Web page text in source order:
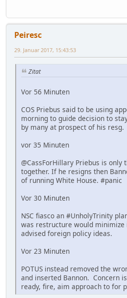
Peiresc
29. Januar 2017, 15:43:53
Zitat
Vor 56 Minuten
COS Priebus said to be using
morning to guide decision to
by many at prospect of his resg.
vor 35 Minuten
@CassForHillary Priebus is only
together. If he resigns then
of running White House. #panic
Vor 30 Minuten
NSC fiasco an #UnholyTrinity
was restructure would minimize
advised foreign policy ideas.
Vor 23 Minuten
POTUS instead removed the
and inserted Bannon. Concern
ready, fire, aim approach to for